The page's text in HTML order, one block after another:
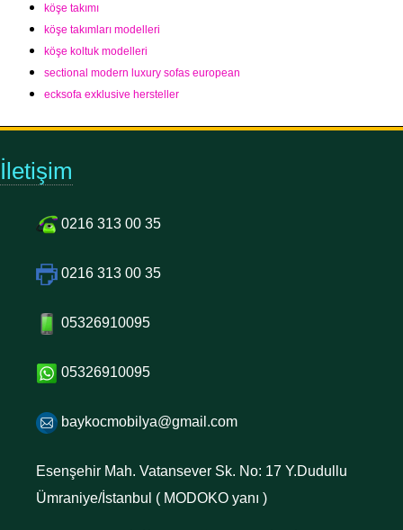
köşe takımı
köşe takımları modelleri
köşe koltuk modelleri
sectional modern luxury sofas european
ecksofa exklusive hersteller
İletişim
0216 313 00 35
0216 313 00 35
05326910095
05326910095
baykocmobilya@gmail.com
Esenşehir Mah. Vatansever Sk. No: 17 Y.Dudullu
Ümraniye/İstanbul ( MODOKO yanı )